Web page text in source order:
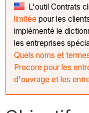
L'outil Contrats
limitée pour les
implémenté le
les entreprises
Quels noms et
Procore pour les
d'ouvrage et les